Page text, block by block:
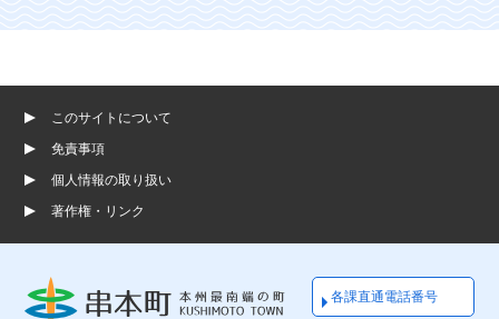
このサイトについて
免責事項
個人情報の取り扱い
著作権・リンク
各課直通電話番号